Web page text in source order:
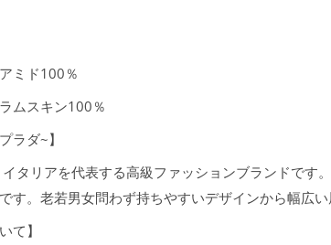
ミド100％
ムスキン100％
ラダ~】
タリアを代表する高級ファッションブランドで
す。老若男女問わず持ちやすいデザインから幅広い
て】